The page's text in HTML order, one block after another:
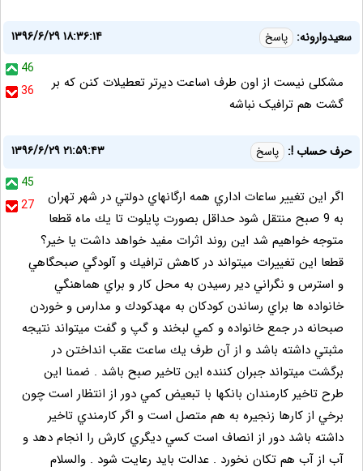
سعیدوارونه: پاسخ
۱۳۹۶/۶/۲۹ ۱۸:۳۶:۱۴
46
36
مشکلی نیست از اون طرف ۱ساعت دیرتر تعطیلات کنن که بر
گشت هم ترافیک نباشه
حرف حساب !: پاسخ
۱۳۹۶/۶/۲۹ ۲۱:۵۹:۴۳
45
27
اگر اين تغيير ساعات اداري همه ارگانهاي دولتي در شهر تهران
به 9 صبح منتقل شود حداقل بصورت پايلوت تا يك ماه قطعا
متوجه خواهيم شد اين روند اثرات مفيد خواهد داشت يا خير؟
قطعا اين تغييرات ميتواند در كاهش ترافيك و آلودگي صبحگاهي
و استرس و نگراني دير رسيدن به محل كار و براي هماهنگي
خانواده ها براي رساندن كودكان به مهدكودك و مدارس و خوردن
صبحانه در جمع خانواده و كمي لبخند و گپ و گفت ميتواند نتيجه
مثبتي داشته باشد و از آن طرف يك ساعت عقب انداختن در
برگشت ميتواند جبران كننده اين تاخير صبح باشد . ضمنا اين
طرح تاخير كارمندان بانكها با تبعيض كمي دور از انتظار است چون
برخي از كارها زنجيره به هم متصل است و اگر كارمندي تاخير
داشته باشد دور از انصاف است كسي ديگري كارش را انجام دهد و
آب از آب هم تكان نخورد . عدالت بايد رعايت شود . والسلام